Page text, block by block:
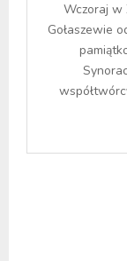
Wczoraj w
Gołaszewie